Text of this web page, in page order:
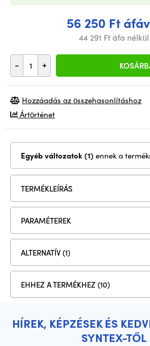
56 250 Ft
44 291 Ft áfa nélkül
- +
Hozzáadás az összehasonlításhoz
Ártörténet
Egyéb változatok (1) ennek a
TERMÉKLEÍRÁS
PARAMÉTEREK
ALTERNATÍV (1)
EHHEZ A TERMÉKHEZ (10)
HÍREK, KÉPZÉSEK ÉS
SYNTEX-TŐL